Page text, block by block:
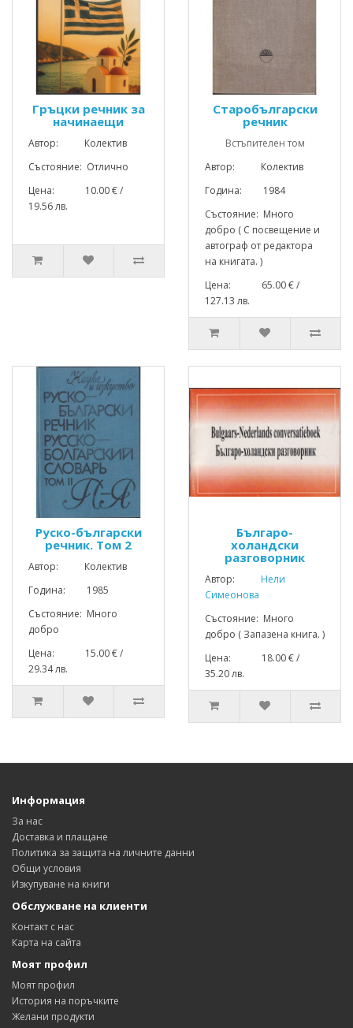
Гръцки речник за
начинаещи
Автор: Колектив
Състояние: Отлично
Цена: 10.00 € /
19.56 лв.
Старобългарски
речник
Встъпителен том
Автор: Колектив
Година: 1984
Състояние: Много
добро ( С посвещение и
автограф от редактора
на книгата. )
Цена: 65.00 € /
127.13 лв.
Руско-български
речник. Том 2
Автор: Колектив
Година: 1985
Състояние: Много
добро
Цена: 15.00 € /
29.34 лв.
Българо-
холандски
разговорник
Автор:
Нели
Симеонова
Състояние: Много
добро ( Запазена книга. )
Цена: 18.00 € /
35.20 лв.
Информация
За нас
Доставка и плащане
Политика за защита на личните данни
Общи условия
Изкупуване на книги
Обслужване на клиенти
Контакт с нас
Карта на сайта
Моят профил
Моят профил
История на поръчките
Желани продукти